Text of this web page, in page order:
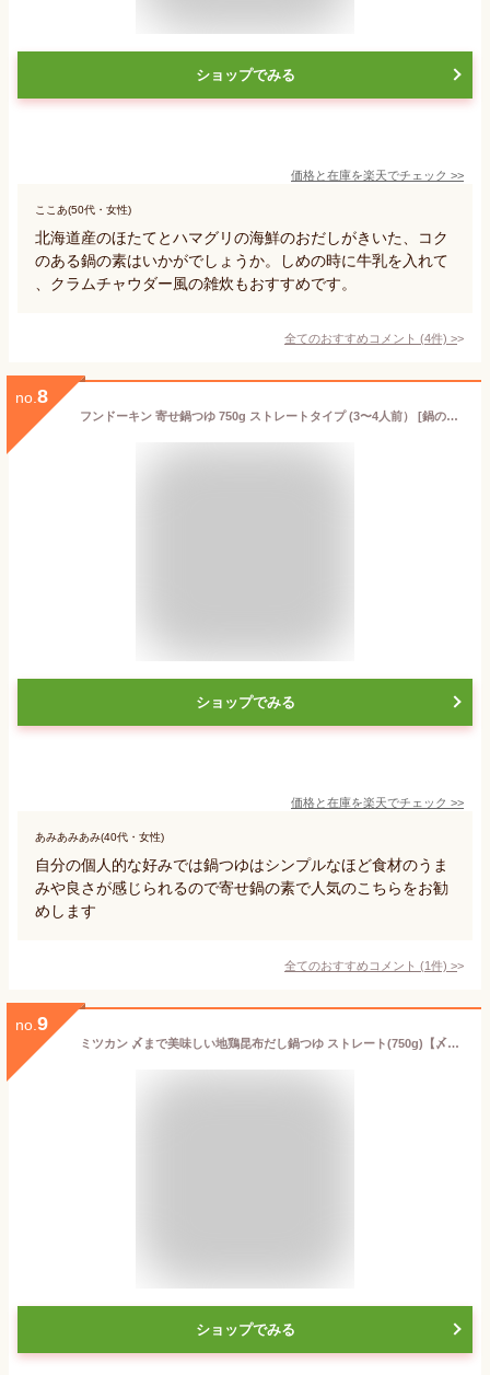
ショップでみる
価格と在庫を楽天でチェック >>
ここあ(50代・女性)
北海道産のほたてとハマグリの海鮮のおだしがきいた、コク
のある鍋の素はいかがでしょうか。しめの時に牛乳を入れて
、クラムチャウダー風の雑炊もおすすめです。
全てのおすすめコメント (4件) >
no. 8
フンドーキン 寄せ鍋つゆ 750g ストレートタイプ (3〜4人前） [鍋の素 鍋スープ なべつゆ 九州 甘口 あっさり だし あまくておいしい醤油使用]
ショップでみる
価格と在庫を楽天でチェック >>
あみあみあみ(40代・女性)
自分の個人的な好みでは鍋つゆはシンプルなほど食材のうま
みや良さが感じられるので寄せ鍋の素で人気のこちらをお勧
めします
全てのおすすめコメント (1件) >
no. 9
ミツカン 〆まで美味しい地鶏昆布だし鍋つゆ ストレート(750g)【〆鍋(鍋の素)】[鍋の素 鍋つゆ なべつゆ 〆鍋 寄せ鍋 よせ鍋]
ショップでみる